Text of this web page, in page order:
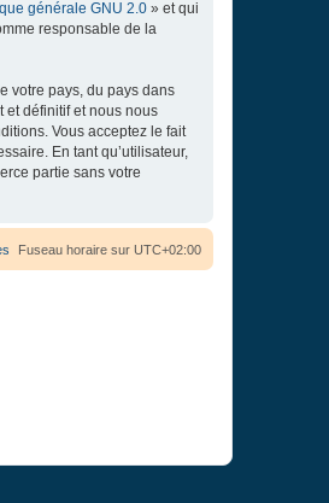
générale GNU 2.0 » et qui
responsable de la
votre pays, du pays dans
et définitif et nous nous
Vous acceptez le fait
En tant qu’utilisateur,
partie sans votre
Fuseau horaire sur UTC+02:00